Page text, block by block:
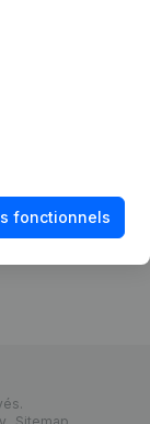
fonctionnels